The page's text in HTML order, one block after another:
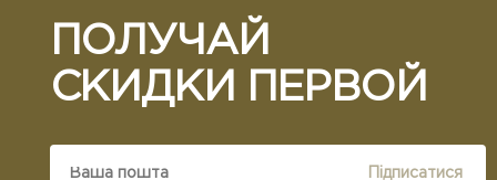
ПОЛУЧАЙ
СКИДКИ ПЕРВОЙ
Підписатися